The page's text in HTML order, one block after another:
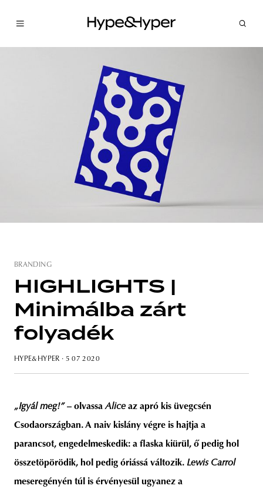
budapest poland
BRANDING
HIGHLIGHTS |
Minimálba zárt
folyadék
HYPE&HYPER · 5 07 2020
„Igyál meg!” – olvassaAliceaz apró kis üvegcsén
Csodaországban. A naiv kislány végre is hajtja a
parancsot, engedelmeskedik: a flaska kiürül, ő pedig hol
összetöpörödik, hol pedig óriássá változik. Lewis Carrol
meseregényén túl is érvényesül ugyanez a